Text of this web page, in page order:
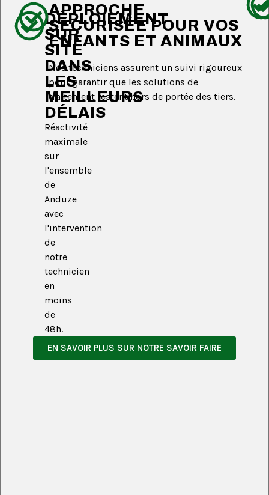
DÉPLOIEMENT
SUR
SITE
DANS
LES
MEILLEURS
DÉLAIS
Réactivité
maximale
sur
l'ensemble
de
Anduze
avec
l'intervention
de
notre
technicien
en
moins
de
48h.
APPROCHE
SÉCURISÉE POUR VOS
ENFANTS ET ANIMAUX
Nos techniciens assurent un suivi rigoureux
pour garantir que les solutions de
traitement restent hors de portée des tiers.
EN SAVOIR PLUS SUR NOTRE SAVOIR FAIRE